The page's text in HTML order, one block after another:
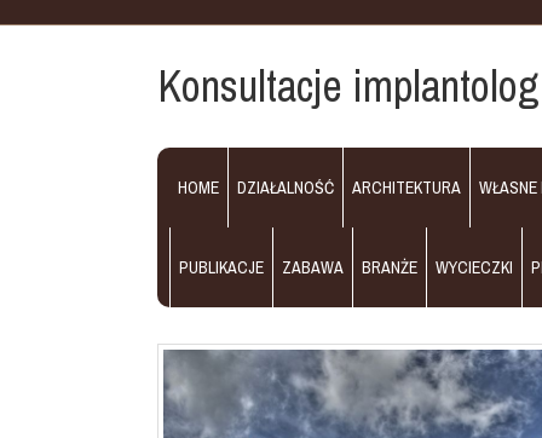
Konsultacje
HOME DZIAŁALNOŚĆ ARCHITEKTURA WŁASNE
PUBLIKACJE ZABAWA BRANŻE WYCIECZKI